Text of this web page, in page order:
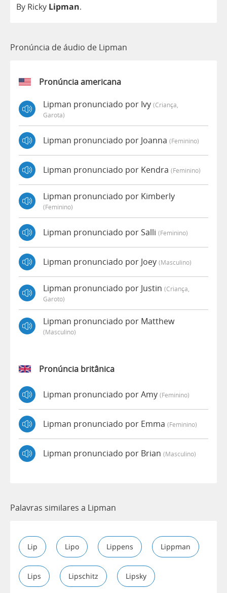
By Ricky Lipman.
Pronúncia de áudio de Lipman
Pronúncia americana
Lipman pronunciado por Ivy (criança,
Garota)
Lipman pronunciado por Joanna (feminino)
Lipman pronunciado por Kendra (feminino)
Lipman pronunciado por Kimberly
(feminino)
Lipman pronunciado por Salli (feminino)
Lipman pronunciado por Joey (masculino)
Lipman pronunciado por Justin (criança,
Garoto)
Lipman pronunciado por Matthew
(masculino)
Pronúncia britânica
Lipman pronunciado por Amy (feminino)
Lipman pronunciado por Emma (feminino)
Lipman pronunciado por Brian (masculino)
Palavras similares a Lipman
Lip Lipo Lippens Lippman
Lips Lipschitz Lipsky